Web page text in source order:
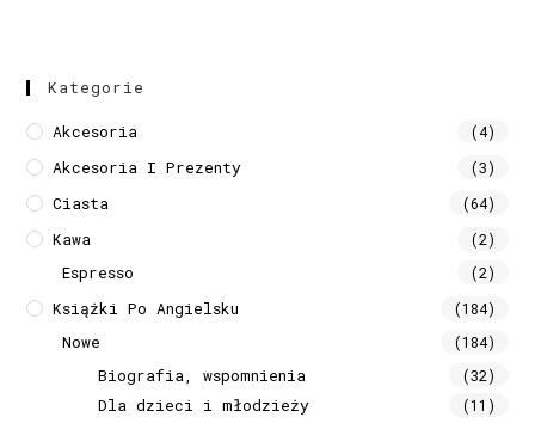
Kategorie
Akcesoria (4)
Akcesoria I Prezenty (3)
Ciasta (64)
Kawa (2)
Espresso (2)
Książki Po Angielsku (184)
Nowe (184)
Biografia, wspomnienia (32)
Dla dzieci i młodzieży (11)